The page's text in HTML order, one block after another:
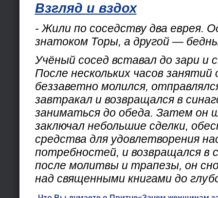
Взгляд и вздох
- Жили по соседству два еврея.
знатоком Торы, а другой —
Учёный сосед вставал до зари и
После нескольких часов занятий
беззаветно молился,
завтракал и возвращался в
заниматься до обеда. Затем он
заключал небольшие сделки,
средства для удовлетворения
потребностей, и возвращался в
после молитвы и трапезы, он
над священными книгами до